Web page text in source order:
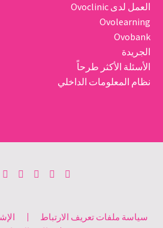
العمل لدى Ovoclinic
Ovolearning
Ovobank
الجريدة
الأسئلة الأكثر طرحاً
نظام المعلومات الداخلي
سياسة ملفات تعريف الارتباط